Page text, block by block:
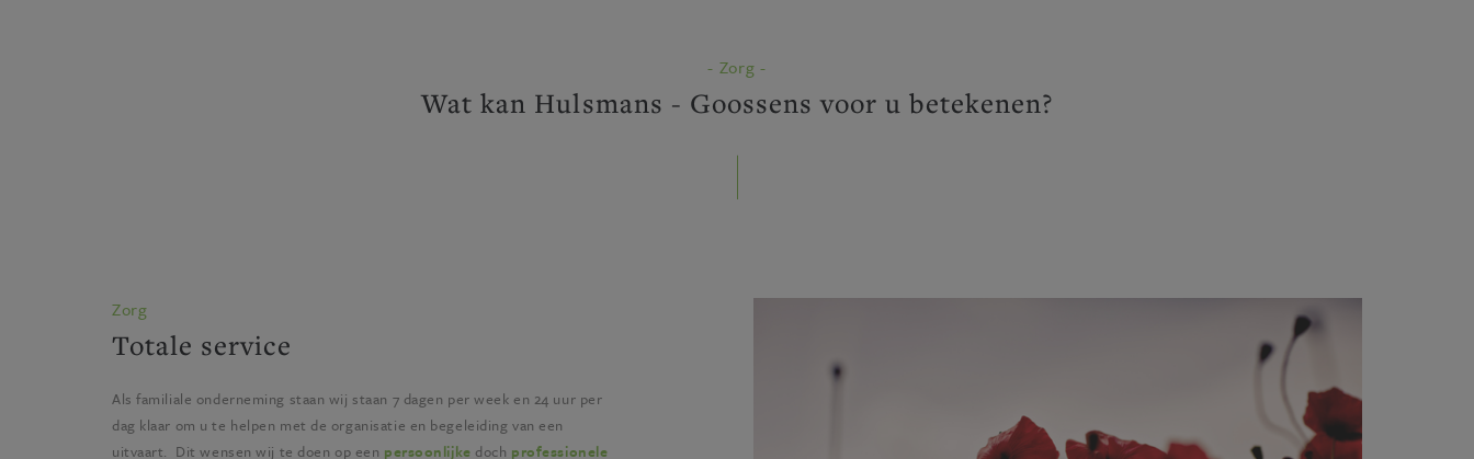
- Zorg -
Wat kan Hulsmans - Goossens voor u betekenen?
Zorg
Totale service
Als familiale onderneming staan wij staan 7 dagen per week en 24 uur per
dag klaar om u te helpen met de organisatie en begeleiding van een
uitvaart. Dit wensen wij te doen op een persoonlijke doch professionele